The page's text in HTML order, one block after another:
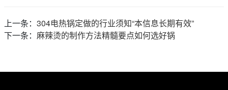
上一条： 304电热锅定做的行业须知“本信息长期有效”
下一条： 麻辣烫的制作方法精髓要点如何选好锅